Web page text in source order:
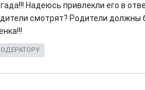
Надеюсь привлекли его в
смотрят? Родители должны